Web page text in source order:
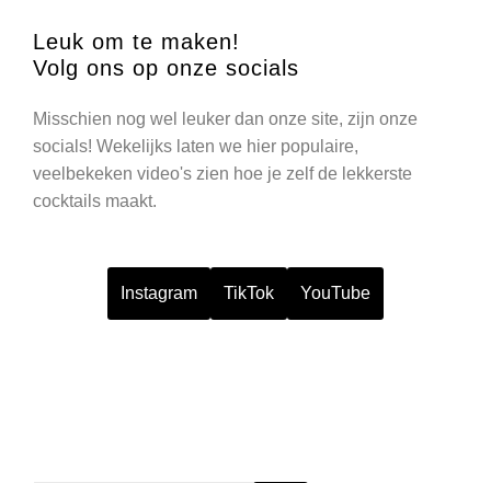
Leuk om te maken!
Volg ons op onze socials
Misschien nog wel leuker dan onze site, zijn onze
socials! Wekelijks laten we hier populaire,
veelbekeken video's zien hoe je zelf de lekkerste
cocktails maakt.
Instagram TikTok YouTube